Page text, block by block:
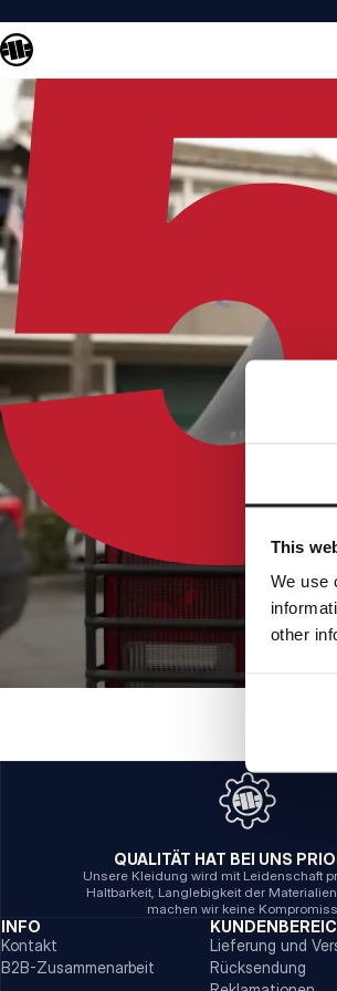
This
We use
other
QUALITÄT HAT BEI UNS
Unsere Kleidung wird mit Leidenschaft
Haltbarkeit, Langlebigkeit der
machen wir keine
INFO
Kontakt
B2B-Zusammenarbeit
Lieferung und
Rücksendung